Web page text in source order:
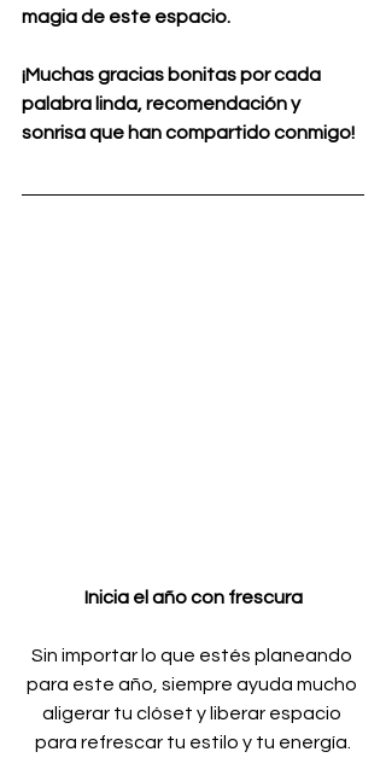
magia de este espacio.
¡Muchas gracias bonitas por cada
palabra linda, recomendación y
sonrisa que han compartido conmigo!
Inicia el año con frescura
Sin importar lo que estés planeando
para este año, siempre ayuda mucho
aligerar tu clóset y liberar espacio
para refrescar tu estilo y tu energía.